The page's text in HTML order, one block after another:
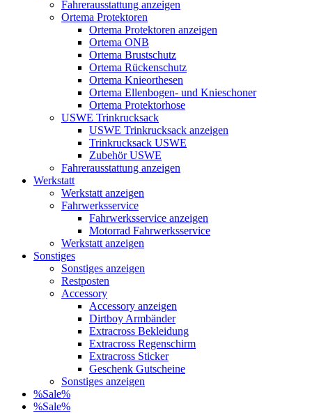
Fahrerausstattung anzeigen
Ortema Protektoren
Ortema Protektoren anzeigen
Ortema ONB
Ortema Brustschutz
Ortema Rückenschutz
Ortema Knieorthesen
Ortema Ellenbogen- und Knieschoner
Ortema Protektorhose
USWE Trinkrucksack
USWE Trinkrucksack anzeigen
Trinkrucksack USWE
Zubehör USWE
Fahrerausstattung anzeigen
Werkstatt
Werkstatt anzeigen
Fahrwerksservice
Fahrwerksservice anzeigen
Motorrad Fahrwerksservice
Werkstatt anzeigen
Sonstiges
Sonstiges anzeigen
Restposten
Accessory
Accessory anzeigen
Dirtboy Armbänder
Extracross Bekleidung
Extracross Regenschirm
Extracross Sticker
Geschenk Gutscheine
Sonstiges anzeigen
%Sale%
%Sale%